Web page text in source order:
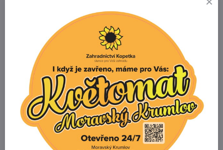
info@zahradnictvikopetka.cz
Zahradnictví Vedrovice